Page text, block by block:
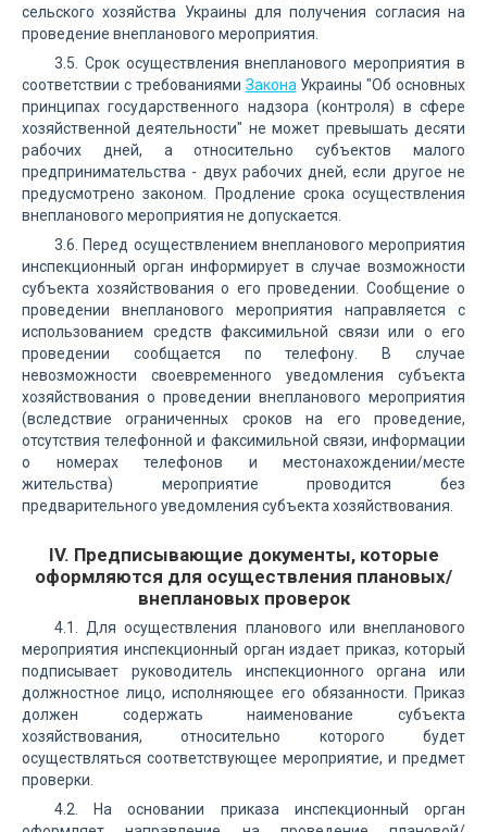
сельского хозяйства Украины для получения согласия на
проведение внепланового мероприятия.
3.5. Срок осуществления внепланового мероприятия в
соответствии с требованиями Закона Украины "Об основных
принципах государственного надзора (контроля) в сфере
хозяйственной деятельности" не может превышать десяти
рабочих дней, а относительно субъектов малого
предпринимательства - двух рабочих дней, если другое не
предусмотрено законом. Продление срока осуществления
внепланового мероприятия не допускается.
3.6. Перед осуществлением внепланового мероприятия
инспекционный орган информирует в случае возможности
субъекта хозяйствования о его проведении. Сообщение о
проведении внепланового мероприятия направляется с
использованием средств факсимильной связи или о его
проведении сообщается по телефону. В случае
невозможности своевременного уведомления субъекта
хозяйствования о проведении внепланового мероприятия
(вследствие ограниченных сроков на его проведение,
отсутствия телефонной и факсимильной связи, информации
о номерах телефонов и местонахождении/месте
жительства) мероприятие проводится без
предварительного уведомления субъекта хозяйствования.
ІV. Предписывающие документы, которые
оформляются для осуществления плановых/
внеплановых проверок
4.1. Для осуществления планового или внепланового
мероприятия инспекционный орган издает приказ, который
подписывает руководитель инспекционного органа или
должностное лицо, исполняющее его обязанности. Приказ
должен содержать наименование субъекта
хозяйствования, относительно которого будет
осуществляться соответствующее мероприятие, и предмет
проверки.
4.2. На основании приказа инспекционный орган